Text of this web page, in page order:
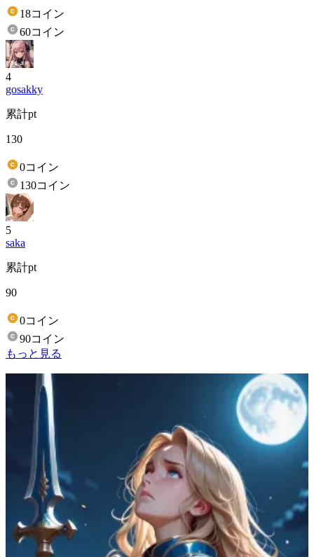
18コイン
60コイン
4
gosakky
累計pt
130
0コイン
130コイン
5
saka
累計pt
90
0コイン
90コイン
もっと見る
注目作品